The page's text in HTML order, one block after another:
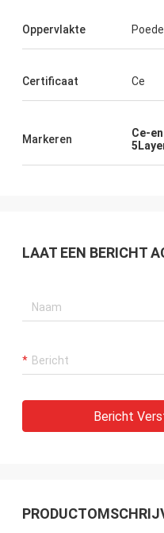
Oppervlakte
Certificaat Ce
Markeren Ce-
LAAT EEN BERICHT
Bericht